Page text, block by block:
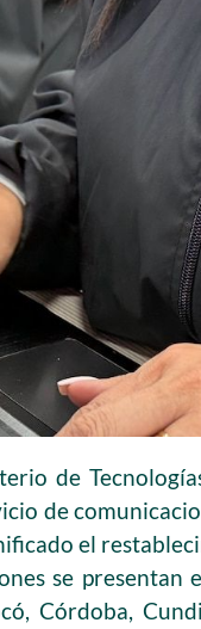
de
de
el
se presentan
Córdoba,